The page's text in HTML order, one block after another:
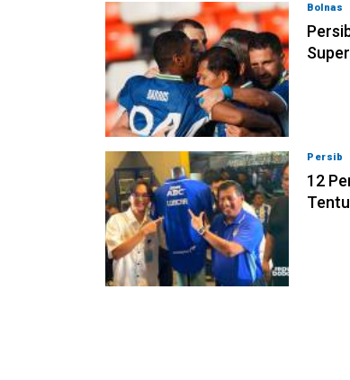
Bolnas
Persib
12